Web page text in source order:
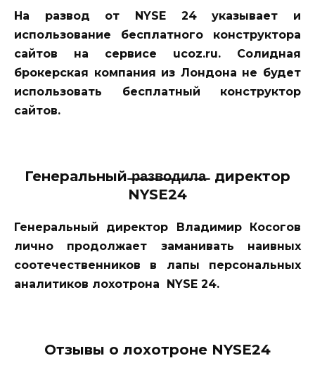
На развод от NYSE 24 указывает и
использование бесплатного конструктора
сайтов на сервисе ucoz.ru. Солидная
брокерская компания из Лондона не будет
использовать бесплатный конструктор
сайтов.
Генеральный ̶р̶а̶з̶в̶о̶д̶и̶л̶а̶ директор
NYSE24
Генеральный директор Владимир Косогов
лично продолжает заманивать наивных
соотечественников в лапы персональных
аналитиков лохотрона NYSE 24.
Отзывы о лохотроне NYSE24